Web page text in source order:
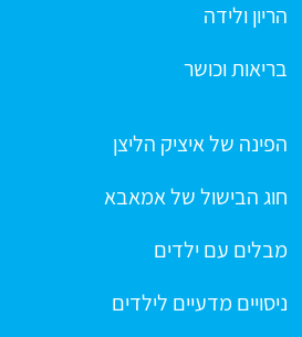
הריון ולידה
בריאות וכושר
הפינה של איציק הליצן
חוג הבישול של אמאבא
מבלים עם ילדים
ניסויים מדעיים לילדים